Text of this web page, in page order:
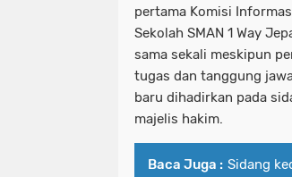
pertama Komisi
Sekolah SMAN 1 Way
sama sekali meskipun
tugas dan tanggung
baru dihadirkan pada
majelis hakim.
Baca Juga : Sidang